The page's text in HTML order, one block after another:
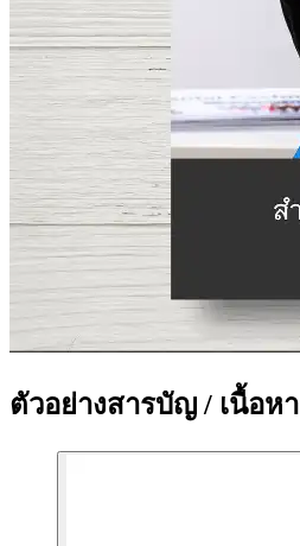
ตัวอย่างสารบัญ / เนื้อหา